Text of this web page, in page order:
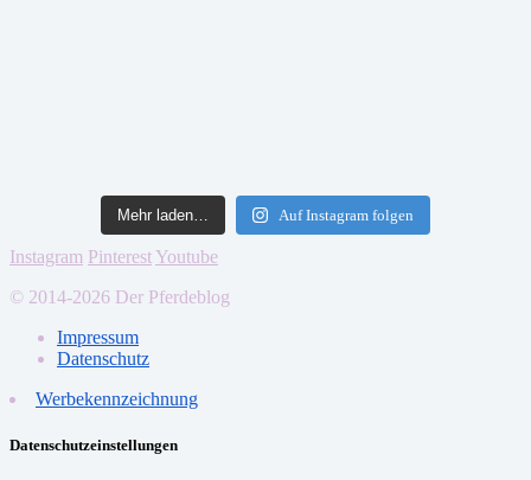
Mehr laden… Auf Instagram folgen
Instagram PinterestYoutube
© 2014-2026 Der Pferdeblog
Impressum
Datenschutz
Werbekennzeichnung
Datenschutzeinstellungen